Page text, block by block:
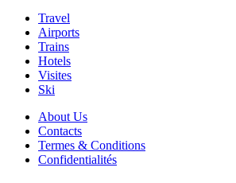
Travel
Airports
Trains
Hotels
Visites
Ski
About Us
Contacts
Termes & Conditions
Confidentialités